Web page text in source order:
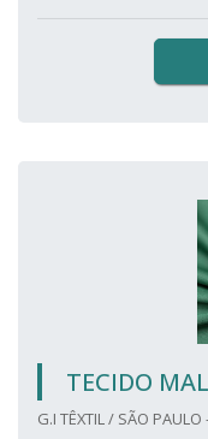
TECIDO
G.I TÊXTIL / SÃO PAULO